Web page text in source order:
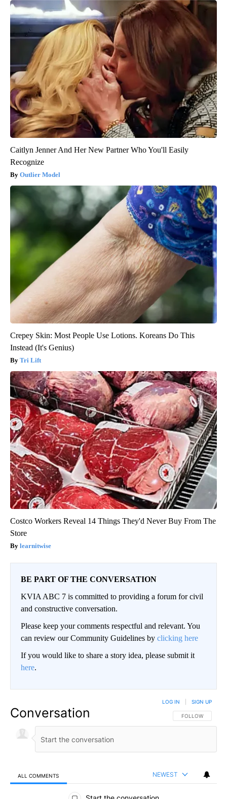
Caitlyn Jenner And Her New Partner Who You'll Easily
Recognize
Outlier Model
Crepey Skin: Most People Use Lotions. Koreans Do This
Instead (It's Genius)
Tri Lift
Costco Workers Reveal 14 Things They'd Never Buy From The
Store
learnitwise
BE PART OF THE CONVERSATION
KVIA ABC 7 is committed to providing a forum for civil
and constructive conversation.
Please keep your comments respectful and relevant. You
can review our Community Guidelines by clicking here
If you would like to share a story idea, please submit it
here.
Conversation FOLLOW THIS
FOLLOW
LOG IN SIGN UP
ALL COMMENTS NEWEST
All Comments